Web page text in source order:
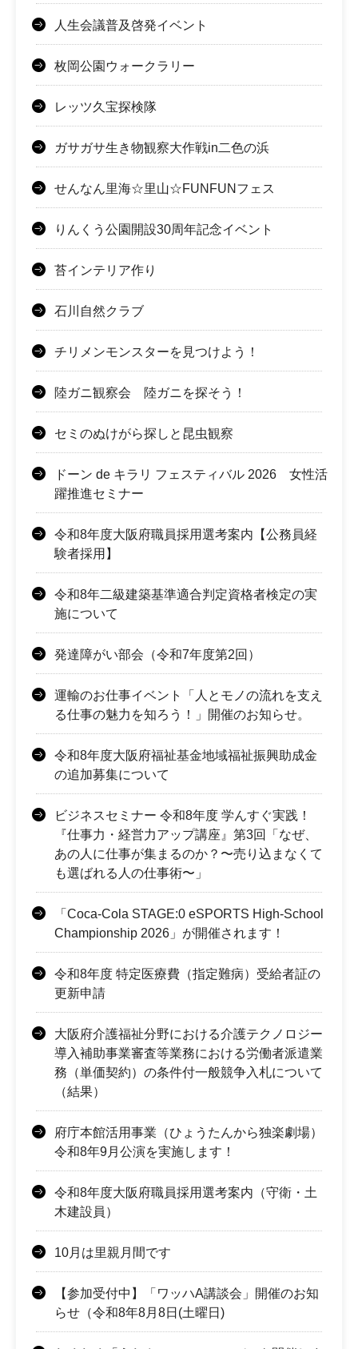
人生会議普及啓発イベント
枚岡公園ウォークラリー
レッツ久宝探検隊
ガサガサ生き物観察大作戦in二色の浜
せんなん里海☆里山☆FUNFUNフェス
りんくう公園開設30周年記念イベント
苔インテリア作り
石川自然クラブ
チリメンモンスターを見つけよう！
陸ガニ観察会 陸ガニを探そう！
セミのぬけがら探しと昆虫観察
ドーン de キラリ フェスティバル 2026 女性活
躍推進セミナー
令和8年度大阪府職員採用選考案内【公務員経
験者採用】
令和8年二級建築基準適合判定資格者検定の実
施について
発達障がい部会（令和7年度第2回）
運輸のお仕事イベント「人とモノの流れを支え
る仕事の魅力を知ろう！」開催のお知らせ。
令和8年度大阪府福祉基金地域福祉振興助成金
の追加募集について
ビジネスセミナー 令和8年度 学んすぐ実践！
『仕事力・経営力アップ講座』第3回「なぜ、
あの人に仕事が集まるのか？〜売り込まなくて
も選ばれる人の仕事術〜」
「Coca-Cola STAGE:0 eSPORTS High-School
Championship 2026」が開催されます！
令和8年度 特定医療費（指定難病）受給者証の
更新申請
大阪府介護福祉分野における介護テクノロジー
導入補助事業審査等業務における労働者派遣業
務（単価契約）の条件付一般競争入札について
（結果）
府庁本館活用事業（ひょうたんから独楽劇場）
令和8年9月公演を実施します！
令和8年度大阪府職員採用選考案内（守衛・土
木建設員）
10月は里親月間です
【参加受付中】「ワッハA講談会」開催のお知
らせ（令和8年8月8日(土曜日)